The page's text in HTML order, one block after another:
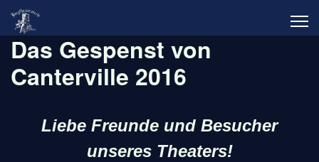
Das Gespenst von
Canterville 2016
Liebe Freunde und Besucher
unseres Theaters!